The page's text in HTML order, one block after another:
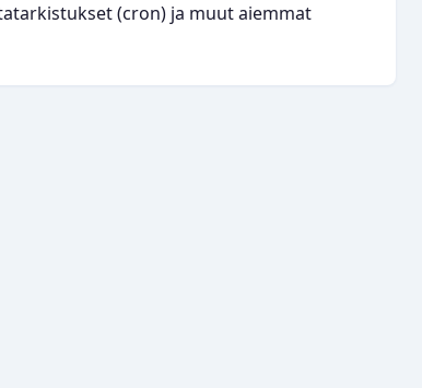
(cron) ja muut aiemmat